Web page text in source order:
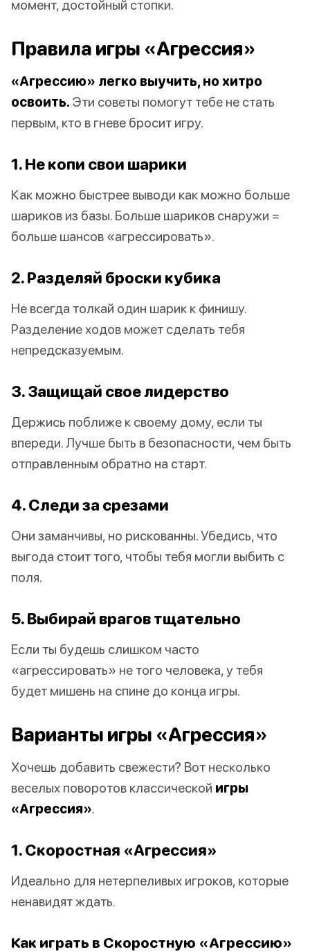
момент, достойный стопки.
Правила игры «Агрессия»
«Агрессию» легко выучить, но хитро
освоить. Эти советы помогут тебе не стать
первым, кто в гневе бросит игру.
1. Не копи свои шарики
Как можно быстрее выводи как можно больше
шариков из базы. Больше шариков снаружи =
больше шансов «агрессировать».
2. Разделяй броски кубика
Не всегда толкай один шарик к финишу.
Разделение ходов может сделать тебя
непредсказуемым.
3. Защищай свое лидерство
Держись поближе к своему дому, если ты
впереди. Лучше быть в безопасности, чем быть
отправленным обратно на старт.
4. Следи за срезами
Они заманчивы, но рискованны. Убедись, что
выгода стоит того, чтобы тебя могли выбить с
поля.
5. Выбирай врагов тщательно
Если ты будешь слишком часто
«агрессировать» не того человека, у тебя
будет мишень на спине до конца игры.
Варианты игры «Агрессия»
Хочешь добавить свежести? Вот несколько
веселых поворотов классической игры
«Агрессия».
1. Скоростная «Агрессия»
Идеально для нетерпеливых игроков, которые
ненавидят ждать.
Как играть в Скоростную «Агрессию»